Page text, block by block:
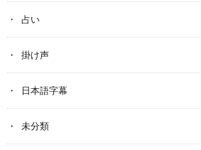
占い
掛け声
日本語字幕
未分類